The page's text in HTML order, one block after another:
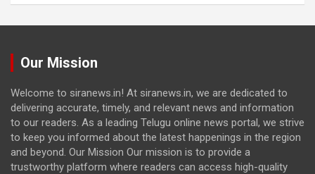
Our Mission
Welcome to siranews.in! At siranews.in, we are dedicated to
delivering accurate, timely, and relevant news and information
to our readers. As a leading Telugu online news portal, we strive
to keep you informed about the latest happenings in the region
and beyond. Our Mission Our mission is to provide a
trustworthy platform where readers can access high-quality